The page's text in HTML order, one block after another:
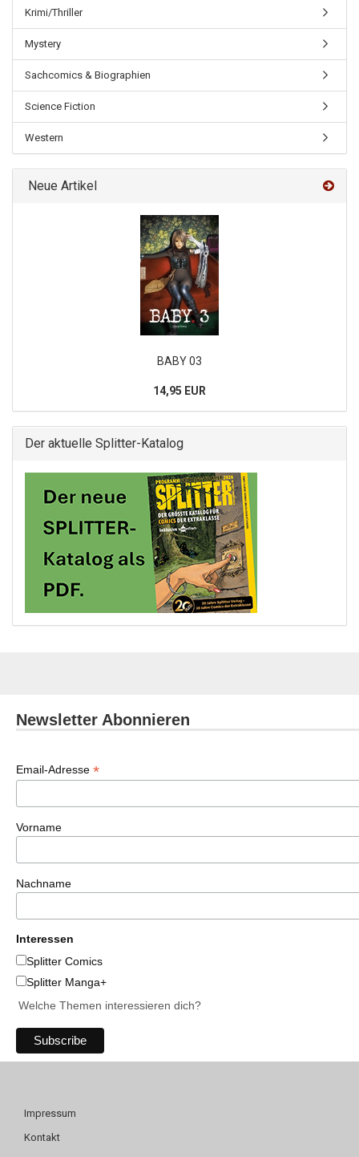
Krimi/Thriller
Mystery
Sachcomics & Biographien
Science Fiction
Western
Neue Artikel
BABY 03
14,95 EUR
Der aktuelle Splitter-Katalog
Newsletter Abonnieren
Email-Adresse *
Vorname
Nachname
Interessen
Splitter Comics
Splitter Manga+
Welche Themen interessieren dich?
Impressum
Kontakt